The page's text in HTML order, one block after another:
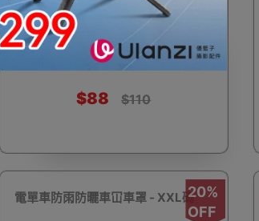
智能手錶手環及配件 聖誕樹
電單車防雨防曬車冚車罩 - M碼
$88 $110
20%
OFF
電單車防雨防曬車冚車罩 - XXL碼